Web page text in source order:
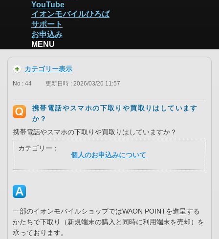
YouTube
イオンモバイルひろば
サポート
お申込み
MENU
カテゴリー表示
No : 44 更新日時 : 2026/03/26 11:57
携帯電話やスマホの下取りや買取りはしています
か？
携帯電話やスマホの下取りや買取りはしていますか？
カテゴリー：
個人のお申込みについて
一部のイオンモバイルショップではWAON POINTを進呈する
かたちで下取り（新規端末の購入と同時に利用端末を売却）を
承っております。